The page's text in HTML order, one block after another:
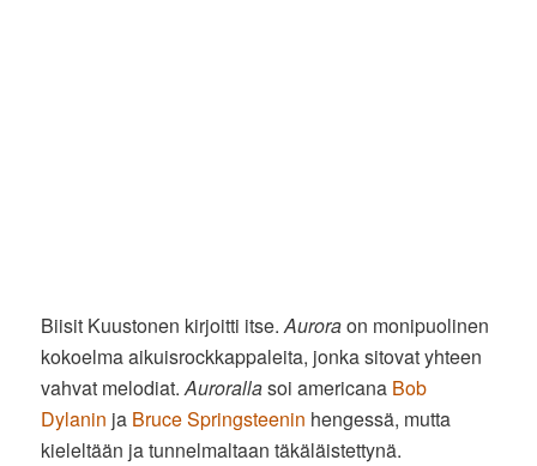
Biisit Kuustonen kirjoitti itse.Auroraon monipuolinen
kokoelma aikuisrockkappaleita, jonka sitovat yhteen
vahvat melodiat.Aurorallasoi americana Bob
Dylanin ja Bruce Springsteenin hengessä, mutta
kieleltään ja tunnelmaltaan täkäläistettynä.